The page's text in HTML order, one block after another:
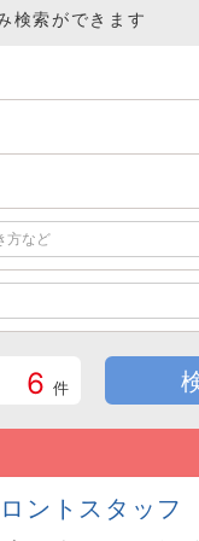
検索ができます
6 件
ントスタッフ